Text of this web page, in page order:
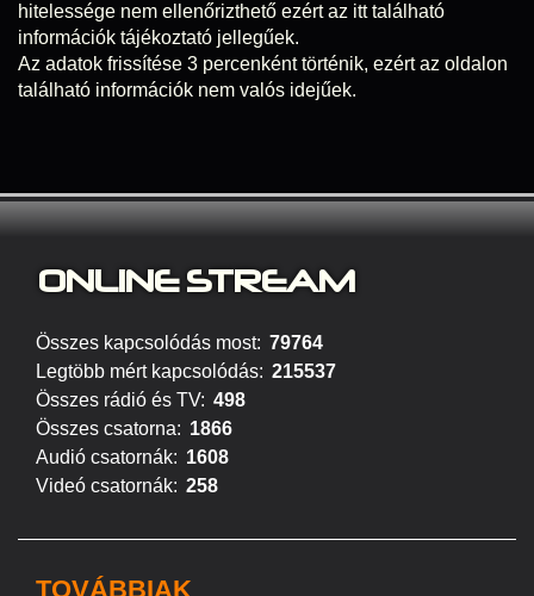
hitelessége nem ellenőrizthető ezért az itt található
információk tájékoztató jellegűek.
Az adatok frissítése 3 percenként történik, ezért az oldalon
található információk nem valós idejűek.
ONLINE STREAM
Összes kapcsolódás most: 79764
Legtöbb mért kapcsolódás: 215537
Összes rádió és TV: 498
Összes csatorna: 1866
Audió csatornák: 1608
Videó csatornák: 258
TOVÁBBIAK